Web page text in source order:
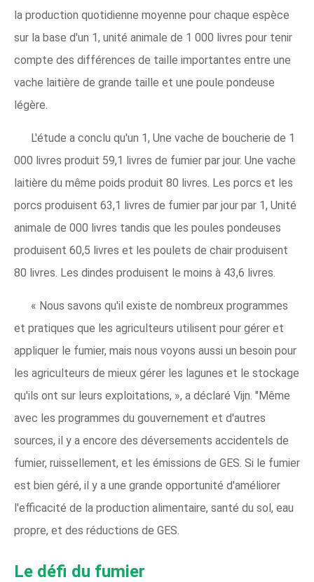
la production quotidienne moyenne pour chaque espèce
sur la base d'un 1, unité animale de 1 000 livres pour tenir
compte des différences de taille importantes entre une
vache laitière de grande taille et une poule pondeuse
légère.
L'étude a conclu qu'un 1, Une vache de boucherie de 1
000 livres produit 59,1 livres de fumier par jour. Une vache
laitière du même poids produit 80 livres. Les porcs et les
porcs produisent 63,1 livres de fumier par jour par 1, Unité
animale de 000 livres tandis que les poules pondeuses
produisent 60,5 livres et les poulets de chair produisent
80 livres. Les dindes produisent le moins à 43,6 livres.
« Nous savons qu'il existe de nombreux programmes
et pratiques que les agriculteurs utilisent pour gérer et
appliquer le fumier, mais nous voyons aussi un besoin pour
les agriculteurs de mieux gérer les lagunes et le stockage
qu'ils ont sur leurs exploitations, », a déclaré Vijn. "Même
avec les programmes du gouvernement et d'autres
sources, il y a encore des déversements accidentels de
fumier, ruissellement, et les émissions de GES. Si le fumier
est bien géré, il y a une grande opportunité d'améliorer
l'efficacité de la production alimentaire, santé du sol, eau
propre, et des réductions de GES.
Le défi du fumier